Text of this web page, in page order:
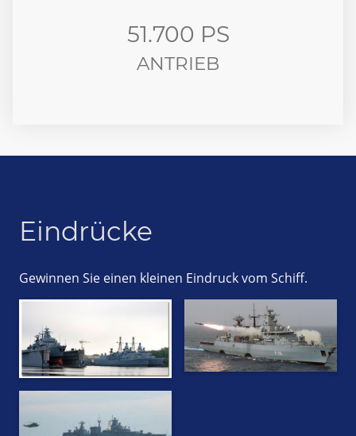
51.700 PS
ANTRIEB
Eindrücke
Gewinnen Sie einen kleinen Eindruck vom Schiff.